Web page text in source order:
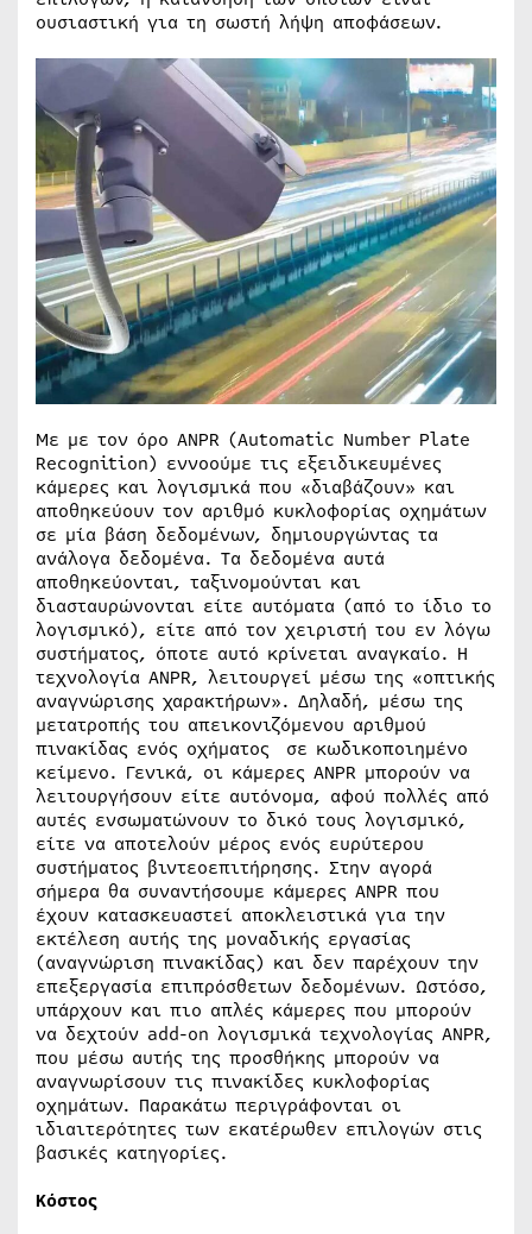
ουσιαστική για τη σωστή λήψη αποφάσεων.
Με με τον όρο ANPR (Automatic Number Plate
Recognition) εννοούμε τις εξειδικευμένες
κάμερες και λογισμικά που «διαβάζουν» και
αποθηκεύουν τον αριθμό κυκλοφορίας οχημάτων
σε μία βάση δεδομένων, δημιουργώντας τα
ανάλογα δεδομένα. Τα δεδομένα αυτά
αποθηκεύονται, ταξινομούνται και
διασταυρώνονται είτε αυτόματα (από το ίδιο το
λογισμικό), είτε από τον χειριστή του εν λόγω
συστήματος, όποτε αυτό κρίνεται αναγκαίο. Η
τεχνολογία ANPR, λειτουργεί μέσω της «οπτικής
αναγνώρισης χαρακτήρων». Δηλαδή, μέσω της
μετατροπής του απεικονιζόμενου αριθμού
πινακίδας ενός οχήματος σε κωδικοποιημένο
κείμενο. Γενικά, οι κάμερες ANPR μπορούν να
λειτουργήσουν είτε αυτόνομα, αφού πολλές από
αυτές ενσωματώνουν το δικό τους λογισμικό,
είτε να αποτελούν μέρος ενός ευρύτερου
συστήματος βιντεοεπιτήρησης. Στην αγορά
σήμερα θα συναντήσουμε κάμερες ANPR που
έχουν κατασκευαστεί αποκλειστικά για την
εκτέλεση αυτής της μοναδικής εργασίας
(αναγνώριση πινακίδας) και δεν παρέχουν την
επεξεργασία επιπρόσθετων δεδομένων. Ωστόσο,
υπάρχουν και πιο απλές κάμερες που μπορούν
να δεχτούν add-on λογισμικά τεχνολογίας ANPR,
που μέσω αυτής της προσθήκης μπορούν να
αναγνωρίσουν τις πινακίδες κυκλοφορίας
οχημάτων. Παρακάτω περιγράφονται οι
ιδιαιτερότητες των εκατέρωθεν επιλογών στις
βασικές κατηγορίες.
Κόστος